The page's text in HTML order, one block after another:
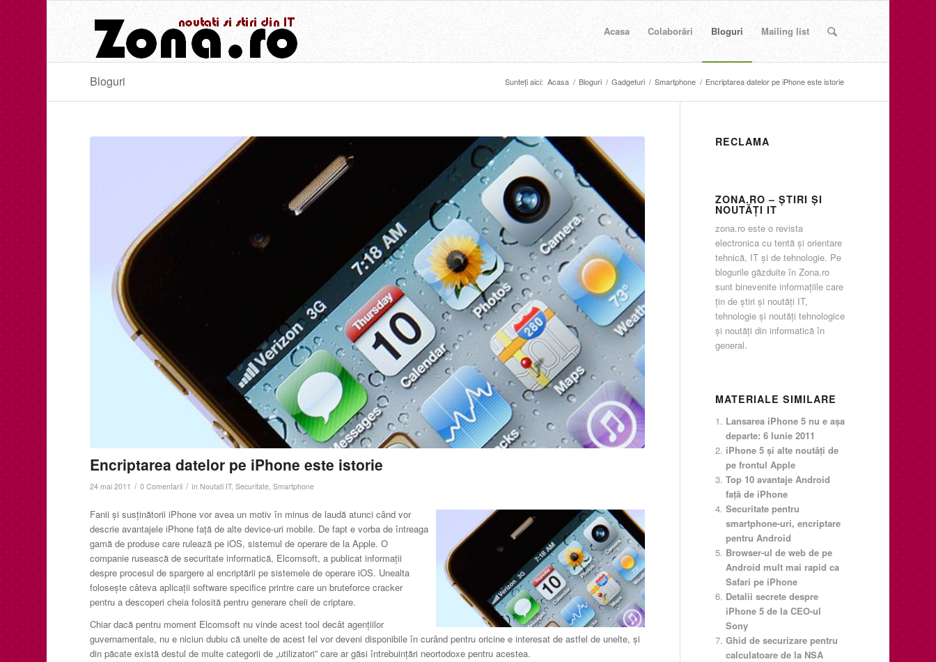
Acasa Colaborări Bloguri Mailing list
Bloguri Sunteți aici: Acasa / Bloguri / Gadgeturi / Smartphone / Encriptarea datelor pe iPhone este istorie
Encriptarea datelor pe iPhone este istorie
24 mai 2011 / 0 Comentarii / în Noutati IT,Securitate,Smartphone
Fanii şi susţinătorii iPhone vor avea un motiv în minus de laudă atunci când vor
descrie avantajele iPhone faţă de alte device-uri mobile. De fapt e vorba de întreaga
gamă de produse care rulează pe iOS, sistemul de operare de la Apple. O
companie rusească de securitate informatică, Elcomsoft, a publicat informaţii
despre procesul de spargere al encriptării pe sistemele de operare iOS. Unealta
foloseşte câteva aplicaţii software specifice printre care un bruteforce cracker
pentru a descoperi cheia folosită pentru generare cheii de criptare.
Chiar dacă pentru moment Elcomsoft nu vinde acest tool decât agenţiilor
guvernamentale, nu e niciun dubiu că unelte de acest fel vor deveni disponibile în curând pentru oricine e interesat de astfel de unelte, şi
din păcate există destul de multe categorii de „utilizatori” care ar găsi întrebuinţări neortodoxe pentru acestea.
RECLAMA
ZONA.RO – ŞTIRI ŞI
NOUTĂŢI IT
zona.ro este o revista
electronica cu tentă şi orientare
tehnică, IT şi de tehnologie. Pe
blogurile găzduite în Zona.ro
sunt binevenite informaţiile care
ţin de ştiri şi noutăţi IT,
tehnologie şi noutăţi tehnologice
şi noutăţi din informatică în
general.
MATERIALE SIMILARE
Lansarea iPhone 5 nu e aşa
departe: 6 Iunie 2011
iPhone 5 şi alte noutăţi de
pe frontul Apple
Top 10 avantaje Android
faţă de iPhone
Securitate pentru
smartphone-uri, encriptare
pentru Android
Browser-ul de web de pe
Android mult mai rapid ca
Safari pe iPhone
Detalii secrete despre
iPhone 5 de la CEO-ul
Sony
Ghid de securizare pentru
calculatoare de la NSA